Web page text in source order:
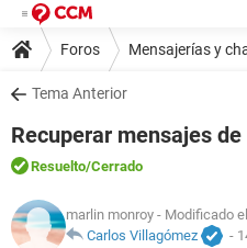
Foros Mensajerías y
Tema Anterior
Recuperar mensajes
Resuelto/Cerrado
marlin monroy - Modificado
Carlos Villagómez
-